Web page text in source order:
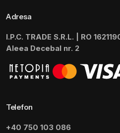
Adresa
I.P.C. TRADE S.R.L. | RO
Aleea Decebal nr. 2
Telefon
+40 750 103 086